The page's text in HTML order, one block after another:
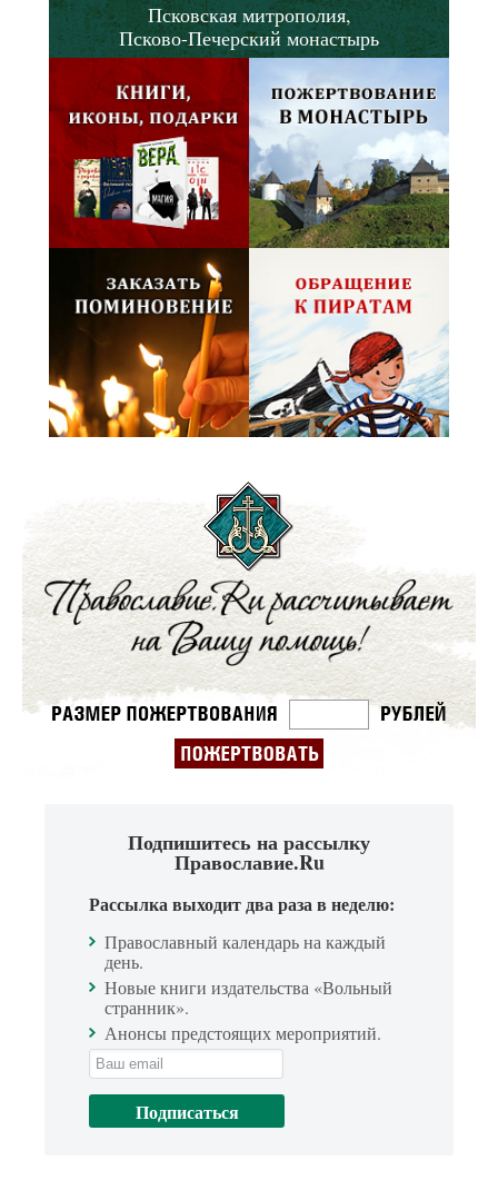
Псковская митрополия,
Псково-Печерский монастырь
Подпишитесь на рассылку
Православие.Ru
Рассылка выходит два раза в неделю:
Православный календарь на каждый
день.
Новые книги издательства «Вольный
странник».
Анонсы предстоящих мероприятий.